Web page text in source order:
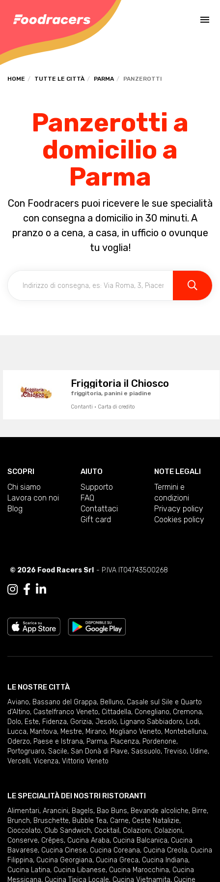
HOME TUTTE LE CITTÀ PARMA PANZEROTTI
Panzerotti a
domicilio a
Parma
Con Foodracers puoi ricevere le sue specialità
con consegna a domicilio in 30 minuti. A
pranzo o a cena, a casa, in ufficio o ovunque
tu voglia!
Friggitoria il Chiosco
friggitoria, panini e piadine
Contanti · Carta di credito
SCOPRI
Chi siamo
Lavora con noi
Blog
AIUTO
Supporto
FAQ
Contattaci
Gift card
NOTE LEGALI
Termini e
condizioni
Privacy policy
Cookies policy
© 2026 Food Racers Srl - P.IVA IT04743500268
LE NOSTRE CITTÀ
Aviano, Bassano del Grappa, Belluno, Casale sul Sile e Quarto
d'Altino, Castelfranco Veneto, Cittadella, Conegliano, Cremona,
Dolo, Este, Fidenza, Gorizia, Jesolo, Lignano Sabbiadoro, Lodi,
Lucca, Mantova, Mestre, Mirano, Mogliano Veneto, Montebelluna,
Oderzo, Paese e Istrana, Parma, Piacenza, Pordenone,
Portogruaro, Sacile, San Donà di Piave, Sassuolo, Treviso, Udine,
Vercelli, Vicenza, Vittorio Veneto
LE SPECIALITÀ DEI NOSTRI RISTORANTI
Alimentari, Arancini, Bagels, Bao Buns, Bevande alcoliche, Birre,
Brunch, Bruschette, Bubble Tea, Carne, Ceste Natalizie,
Cioccolato, Club Sandwich, Cocktail , Colazioni, Colazioni,
Conserve, Crêpes, Cucina Araba, Cucina Balcanica, Cucina
Bavarese, Cucina Cinese, Cucina Coreana, Cucina Creola, Cucina
Filippina, Cucina Georgiana, Cucina Greca, Cucina Indiana,
Cucina Latina, Cucina Libanese, Cucina Marocchina, Cucina
Messicana, Cucina Tipica Locale, Cucina Vietnamita, Cucine